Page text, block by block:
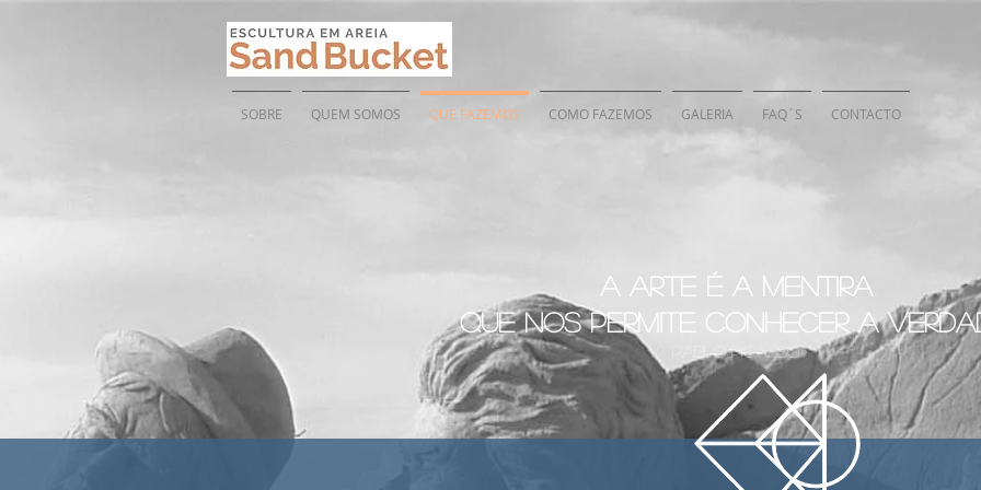
SOBRE QUEM SOMOS QUE FAZEMOS COMO FAZEMOS GALERIA FAQ´S CONTACTO
A arte é a mentira
que nos permite conhecer a
pablo picasso